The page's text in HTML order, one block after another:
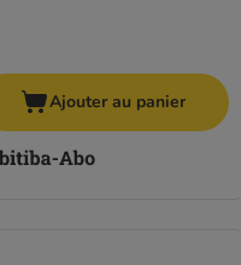
Ajouter au panier